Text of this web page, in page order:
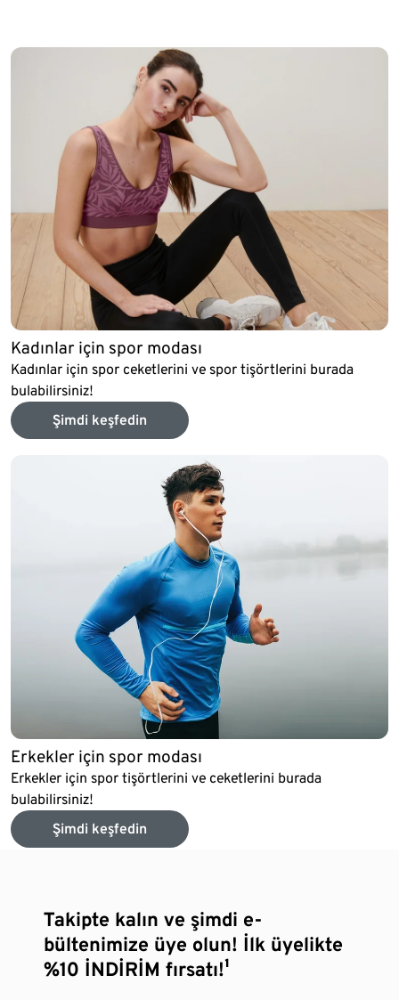
Kadınlar için spor modası
Kadınlar için spor ceketlerini ve spor tişörtlerini burada
bulabilirsiniz!
Şimdi keşfedin
Erkekler için spor modası
Erkekler için spor tişörtlerini ve ceketlerini burada
bulabilirsiniz!
Şimdi keşfedin
Takipte kalın ve şimdi e-
bültenimize üye olun! İlk üyelikte
%10 İNDİRİM fırsatı!¹